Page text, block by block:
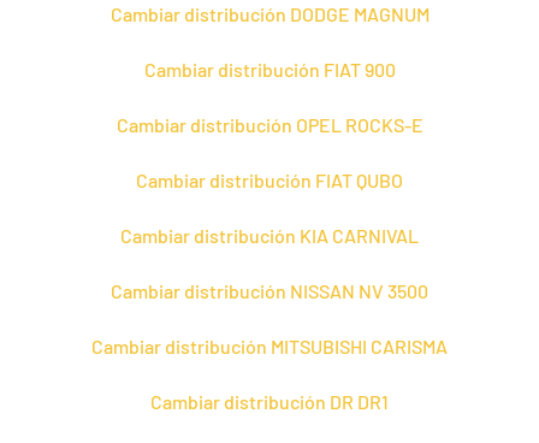
Cambiar distribución DODGE MAGNUM
Cambiar distribución FIAT 900
Cambiar distribución OPEL ROCKS-E
Cambiar distribución FIAT QUBO
Cambiar distribución KIA CARNIVAL
Cambiar distribución NISSAN NV 3500
Cambiar distribución MITSUBISHI CARISMA
Cambiar distribución DR DR1